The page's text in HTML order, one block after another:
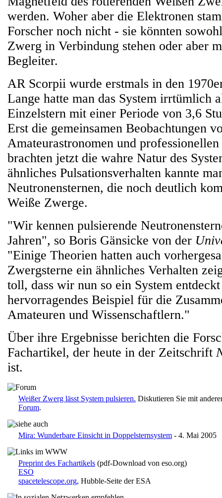
werden. Woher aber die Elektronen
Forscher noch nicht - sie könnten
Zwerg in Verbindung stehen oder aber
Begleiter.
AR Scorpii wurde erstmals in den
Lange hatte man das System irrtümlich
Einzelstern mit einer Periode von 3,6
Erst die gemeinsamen Beobachtungen
Amateurastronomen und
brachten jetzt die wahre Natur des
ähnliches Pulsationsverhalten kannte
Neutronensternen, die noch deutlich
Weiße Zwerge.
"Wir kennen pulsierende
Jahren", so Boris Gänsicke von der
"Einige Theorien hatten auch
Zwergsterne ein ähnliches Verhalten
toll, dass wir nun so ein System
hervorragendes Beispiel für die
Amateuren und Wissenschaftlern."
Über ihre Ergebnisse berichten die
Fachartikel, der heute in der Zeitschrift
ist.
Weißer Zwerg lässt System pulsieren. Diskutieren Sie mit
Forum.
Mira: Wunderbare Einsicht in Doppelsternsystem - 4. Mai 2005
Preprint des Fachartikels (pdf-Download von eso.org)
ESO
spacetelescope.org, Hubble-Seite der ESA